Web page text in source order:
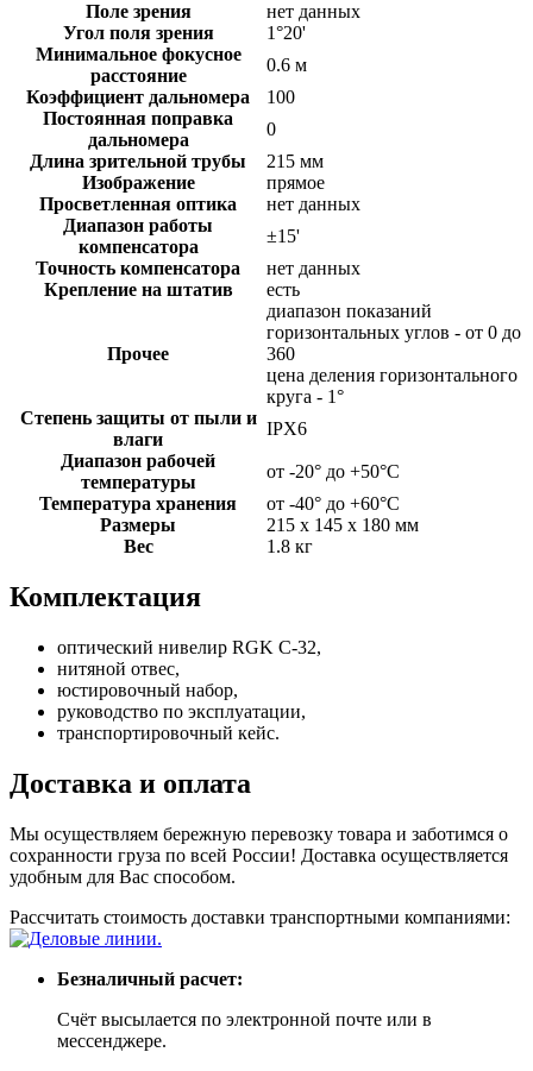
Поле зрения
нет данных
Угол поля зрения
1°20'
Минимальное фокусное
расстояние
0.6 м
Коэффициент дальномера
100
Постоянная поправка
дальномера
0
Длина зрительной трубы
215 мм
Изображение
прямое
Просветленная оптика
нет данных
Диапазон работы
компенсатора
±15'
Точность компенсатора
нет данных
Крепление на штатив
есть
Прочее
диапазон показаний
горизонтальных углов - от 0 до
360
цена деления горизонтального
круга - 1°
Степень защиты от пыли и
влаги
IPX6
Диапазон рабочей
температуры
от -20° до +50°С
Температура хранения
от -40° до +60°С
Размеры
215 x 145 x 180 мм
Вес
1.8 кг
Комплектация
оптический нивелир RGK C-32,
нитяной отвес,
юстировочный набор,
руководство по эксплуатации,
транспортировочный кейс.
Доставка и оплата
Мы осуществляем бережную перевозку товара и заботимся о
сохранности груза по всей России! Доставка осуществляется
удобным для Вас способом.
Рассчитать стоимость доставки транспортными компаниями:
Безналичный расчет:
Счёт высылается по электронной почте или в
мессенджере.